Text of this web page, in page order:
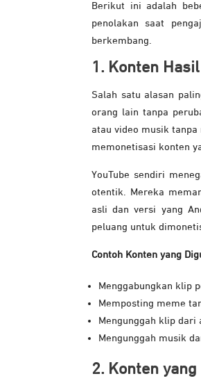
Berikut ini adalah
penolakan saat
berkembang.
1. Konten
Salah satu alasan
orang lain tanpa
atau video musik tanpa
memonetisasi konten
YouTube sendiri
otentik. Mereka
asli dan versi yang
peluang untuk
Contoh Konten yang
Menggabungkan klip
Memposting meme
Mengunggah klip dari
Mengunggah musik
2. Konten